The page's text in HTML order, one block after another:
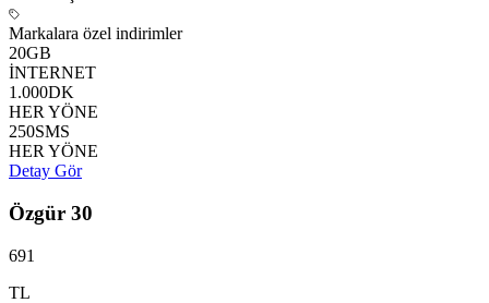
Markalara özel indirimler
20GB
İNTERNET
1.000DK
HER YÖNE
250SMS
HER YÖNE
Detay Gör
Özgür 30
691
TL